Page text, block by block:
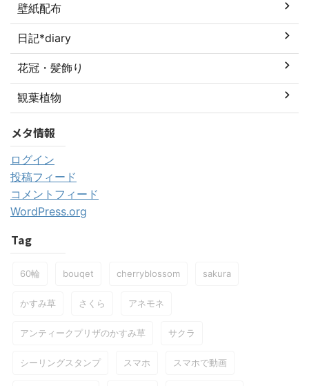
壁紙配布
日記*diary
花冠・髪飾り
観葉植物
メタ情報
ログイン
投稿フィード
コメントフィード
WordPress.org
Tag
60輪 bouqet cherryblossom sakura
かすみ草 さくら アネモネ
アンティークプリザのかすみ草 サクラ
シーリングスタンプ スマホ スマホで動画